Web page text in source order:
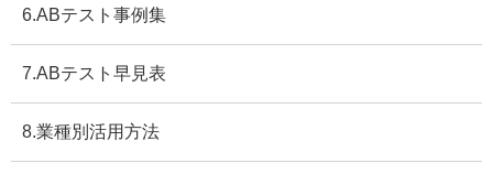
6.ABテスト事例集
7.ABテスト早見表
8.業種別活用方法